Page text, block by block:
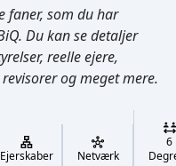
som du har
Du kan se detaljer
reelle ejere,
og meget mere.
Ejerskaber Netværk
6